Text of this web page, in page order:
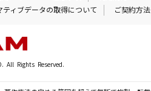
ティブデータの取得について ご契約方法
All Rights Reserved.